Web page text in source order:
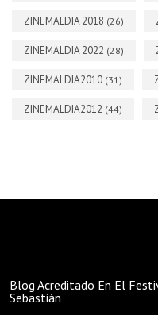
ZINEMALDIA 2018 (26)
ZINEMALDIA 2022 (28)
ZINEMALDIA2010 (31)
ZINEMALDIA2012 (44)
Blog Acreditado En El
Sebastián